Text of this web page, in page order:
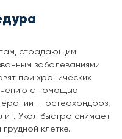
страдающим
заболеваниями
при хронических
с помощью
— остеохондроз,
Укол быстро снимает
клетке.